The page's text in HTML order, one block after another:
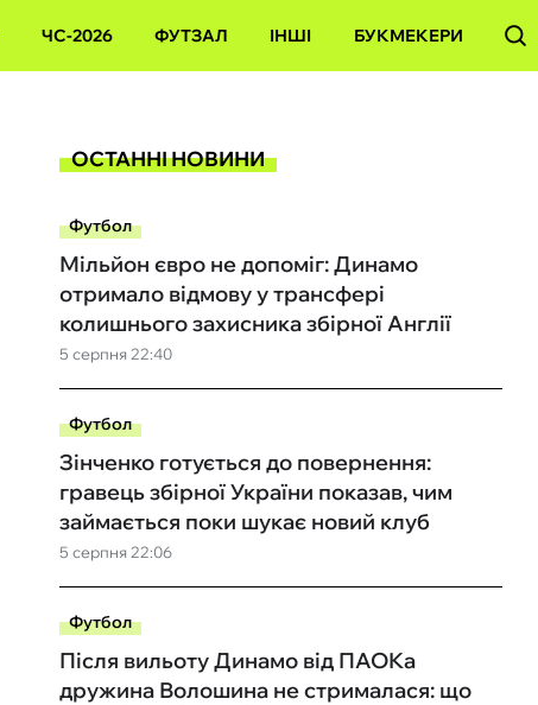
ЧС-2026 ФУТЗАЛ ІНШІ БУКМЕКЕРИ
ОСТАННІ НОВИНИ
Футбол
5 серпня 22:40
Мільйон євро не допоміг: Динамо
отримало відмову у трансфері
колишнього захисника збірної Англії
Футбол
5 серпня 22:06
Зінченко готується до повернення:
гравець збірної України показав, чим
займається поки шукає новий клуб
Футбол
Після вильоту Динамо від ПАОКа
дружина Волошина не стрималася: що